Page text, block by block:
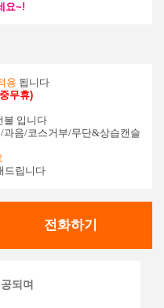
요~!
용 됩니다
무휴)
불 입니다
음/코스거부/무단&상습캔슬
드립니다
전화하기
되며